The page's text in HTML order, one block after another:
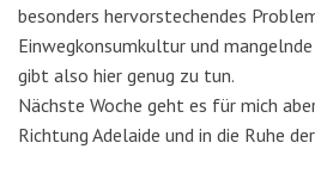
besonders hervorstechendes
Einwegkonsumkultur und
gibt also hier genug zu tun.
Nächste Woche geht es für mich
Richtung Adelaide und in die Ruhe